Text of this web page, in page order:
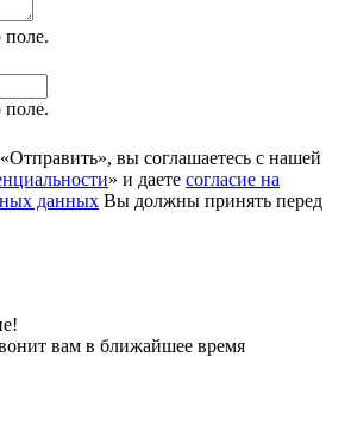
поле.
поле.
вы соглашаетесь с нашей
» и даете согласие на
данных Вы должны принять перед
вам в ближайшее время